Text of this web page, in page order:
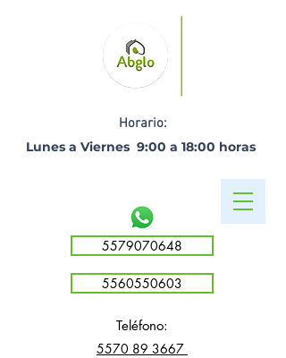
Horario:
Lunes a Viernes 9:00 a 18:00 horas ​
5579070648
5560550603
Teléfono:
5570 89 3667